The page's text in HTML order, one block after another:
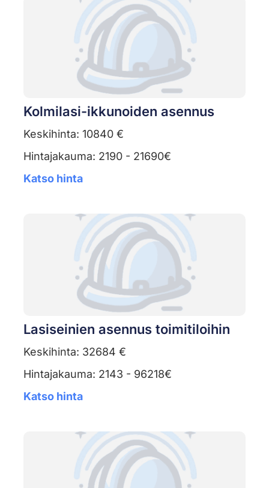
Kolmilasi-ikkunoiden asennus
Keskihinta: 10840 €
Hintajakauma: 2190 - 21690€
Katso hinta
Lasiseinien asennus toimitiloihin
Keskihinta: 32684 €
Hintajakauma: 2143 - 96218€
Katso hinta